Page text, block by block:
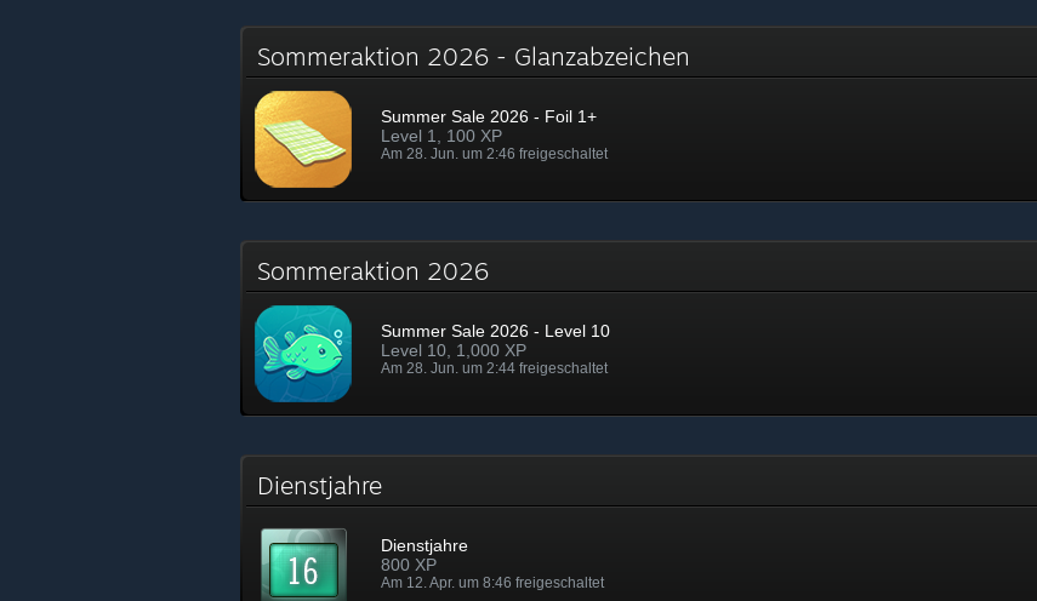
Sommeraktion 2026 - Glanzabzeichen
Summer Sale 2026 - Foil 1+
Level 1, 100 XP
Am 28. Jun. um 2:46 freigeschaltet
Sommeraktion 2026
Summer Sale 2026 - Level 10
Level 10, 1,000 XP
Am 28. Jun. um 2:44 freigeschaltet
Dienstjahre
Dienstjahre
800 XP
Am 12. Apr. um 8:46 freigeschaltet